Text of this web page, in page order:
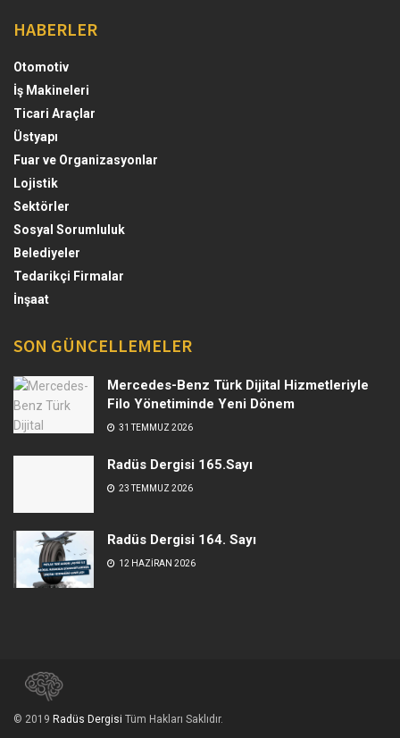
HABERLER
Otomotiv
İş Makineleri
Ticari Araçlar
Üstyapı
Fuar ve Organizasyonlar
Lojistik
Sektörler
Sosyal Sorumluluk
Belediyeler
Tedarikçi Firmalar
İnşaat
SON GÜNCELLEMELER
Mercedes-Benz Türk Dijital Hizmetleriyle
Filo Yönetiminde Yeni Dönem
31 TEMMUZ 2026
Radüs Dergisi 165.Sayı
23 TEMMUZ 2026
Radüs Dergisi 164. Sayı
12 HAZIRAN 2026
© 2019 Radüs Dergisi Tüm Hakları Saklıdır.